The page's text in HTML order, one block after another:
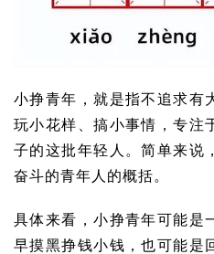
小挣青年，就是指不追求有
玩小花样、搞小事情，专注
子的这批年轻人。简单来说
奋斗的青年人的概括。
具体来看，小挣青年可能是
早摸黑挣钱小钱，也可能是